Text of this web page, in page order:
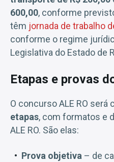
600,00, conforme
têm jornada de trabalho
conforme o regime
Legislativa do Estado de
Etapas e provas
O concurso ALE RO será
etapas, com formatos e
ALE RO. São elas:
Prova objetiva – de